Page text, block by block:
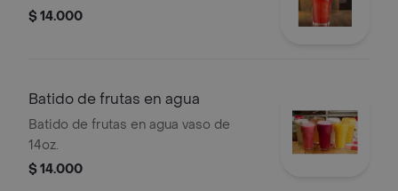
$ 14.000
Batido de frutas en agua
Batido de frutas en agua vaso de
14oz.
$ 14.000